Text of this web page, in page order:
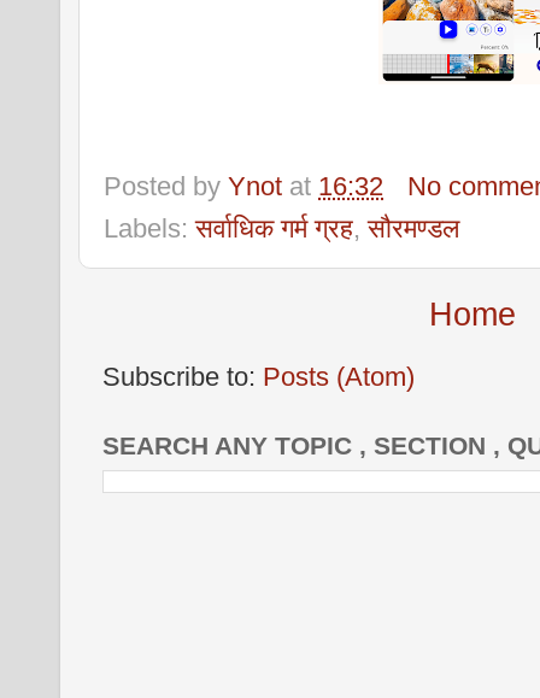
Posted by Ynot at 16:32
No
Labels:सर्वाधिक गर्म ग्रह,सौरमण्डल
Home
Subscribe to: Posts (Atom)
SEARCH ANY TOPIC , SECTION ,